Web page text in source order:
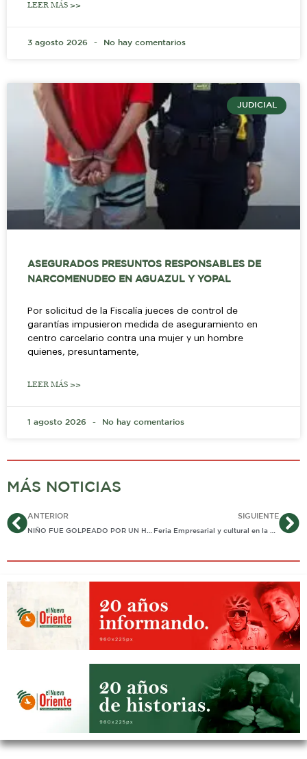
LEER MÁS >>
3 agosto 2026 No hay comentarios
JUDICIAL
ASEGURADOS PRESUNTOS RESPONSABLES DE
NARCOMENUDEO EN AGUAZUL Y YOPAL
Por solicitud de la Fiscalía jueces de control de
garantías impusieron medida de aseguramiento en
centro carcelario contra una mujer y un hombre
quienes, presuntamente,
LEER MÁS >>
1 agosto 2026 No hay comentarios
MÁS NOTICIAS
AntANTERIOR
NIÑO FUE GOLPEADO POR UN HOMBRE CON PROBLEMAS MENTALES
SIGUIENTE
Feria Empresarial y cultural en la Bendición este fin de semana